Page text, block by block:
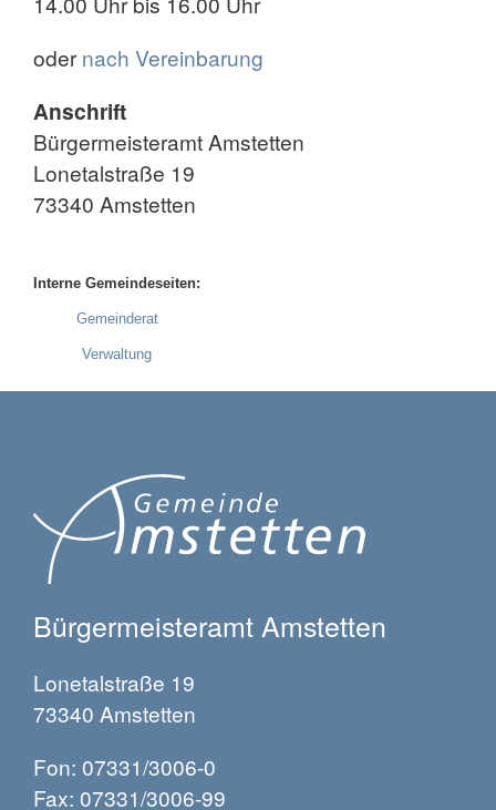
odernach Vereinbarung
Anschrift
Bürgermeisteramt Amstetten
Lonetalstraße 19
73340 Amstetten
Interne Gemeindeseiten:
Gemeinderat
Verwaltung
Bürgermeisteramt Amstetten
Lonetalstraße 19
73340 Amstetten
Fon: 07331/3006-0
Fax: 07331/3006-99